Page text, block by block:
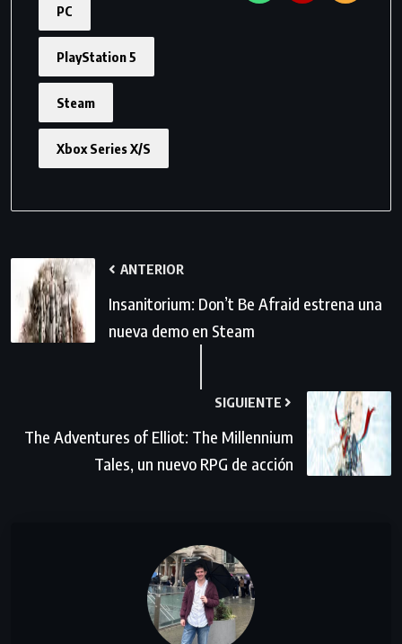
PC
PlayStation 5
Steam
Xbox Series X/S
ANTERIOR
Insanitorium: Don’t Be Afraid estrena una
nueva demo en Steam
SIGUIENTE
The Adventures of Elliot: The Millennium
Tales, un nuevo RPG de acción